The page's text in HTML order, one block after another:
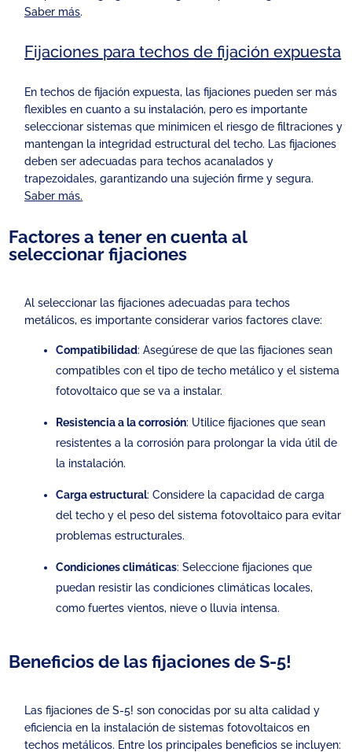
Saber más.
Fijaciones para techos de fijación expuesta
En techos de fijación expuesta, las fijaciones pueden ser más
flexibles en cuanto a su instalación, pero es importante
seleccionar sistemas que minimicen el riesgo de filtraciones y
mantengan la integridad estructural del techo. Las fijaciones
deben ser adecuadas para techos acanalados y
trapezoidales, garantizando una sujeción firme y segura.
Saber más.
Factores a tener en cuenta al
seleccionar fijaciones
Al seleccionar las fijaciones adecuadas para techos
metálicos, es importante considerar varios factores clave:
Compatibilidad: Asegúrese de que las fijaciones sean
compatibles con el tipo de techo metálico y el sistema
fotovoltaico que se va a instalar.
Resistencia a la corrosión: Utilice fijaciones que sean
resistentes a la corrosión para prolongar la vida útil de
la instalación.
Carga estructural: Considere la capacidad de carga
del techo y el peso del sistema fotovoltaico para evitar
problemas estructurales.
Condiciones climáticas: Seleccione fijaciones que
puedan resistir las condiciones climáticas locales,
como fuertes vientos, nieve o lluvia intensa.
Beneficios de las fijaciones de S-5!
Las fijaciones de S-5! son conocidas por su alta calidad y
eficiencia en la instalación de sistemas fotovoltaicos en
techos metálicos. Entre los principales beneficios se incluyen: